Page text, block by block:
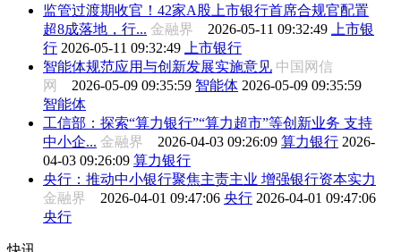
监管过渡期收官！42家A股上市银行首席合规官配置
超8成落地，行... 金融界 2026-05-11 09:32:49
上市银
行 2026-05-11 09:32:49
上市银行
智能体规范应用与创新发展实施意见 中国网信
网 2026-05-09 09:35:59 智能体 2026-05-09 09:35:59
智能体
工信部：探索“算力银行”“算力超市”等创新业务 支持
中小企... 金融界 2026-04-03 09:26:09 算力银行 2026-
04-03 09:26:09 算力银行
央行：推动中小银行聚焦主责主业 增强银行资本实力
金融界 2026-04-01 09:47:06 央行 2026-04-01 09:47:06
央行